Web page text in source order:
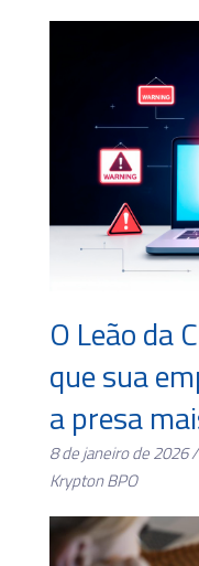
O Leão da
que sua
a presa
8 de janeiro de 2026 /
Krypton BPO